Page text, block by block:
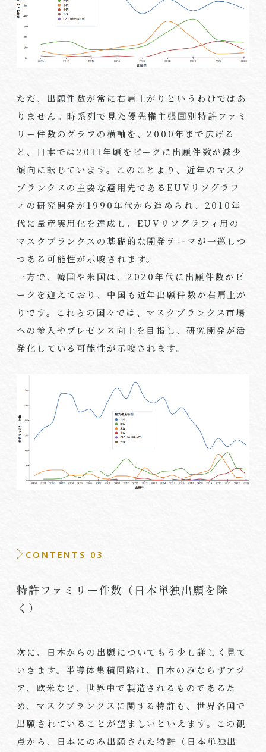
ただ、出願件数が常に右肩上がりというわけではあ
りません。時系列で見た優先権主張国別特許ファミ
リー件数のグラフの横軸を、2000年まで広げる
と、日本では2011年頃をピークに出願件数が減少
傾向に転じています。このことより、近年のマスク
ブランクスの主要な適用先であるEUVリソグラフ
ィの研究開発が1990年代から進められ、2010年
代に量産実用化を達成し、EUVリソグラフィ用の
マスクブランクスの基礎的な開発テーマが一巡しつ
つある可能性が示唆されます。
一方で、韓国や米国は、2020年代に出願件数がピ
ークを迎えており、中国も近年出願件数が右肩上が
りです。これらの国々では、マスクブランクス市場
への参入やプレゼンス向上を目指し、研究開発が活
発化している可能性が示唆されます。
CONTENTS 03
特許ファミリー件数（日本単独出願を除
く）
次に、日本からの出願についてもう少し詳しく見て
いきます。半導体集積回路は、日本のみならずアジ
ア、欧米など、世界中で製造されるものであるた
め、マスクブランクスに関する特許も、世界各国で
出願されていることが望ましいといえます。この観
点から、日本にのみ出願された特許（日本単独出